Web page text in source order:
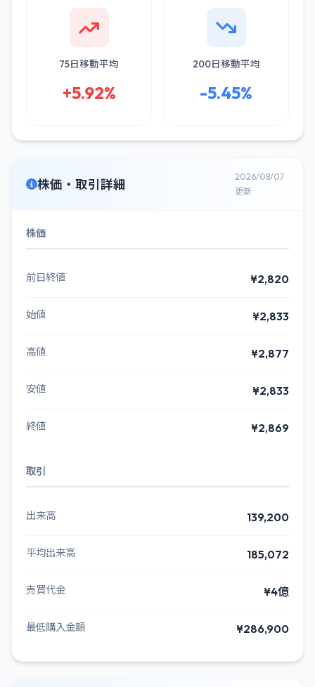
75日移動平均
+5.92%
200日移動平均
-5.45%
株価・取引詳細
2026/08/07
更新
株価
前日終値 ¥2,820
始値 ¥2,833
高値 ¥2,877
安値 ¥2,833
終値 ¥2,869
取引
出来高 139,200
平均出来高 185,072
売買代金 ¥4億
最低購入金額 ¥286,900